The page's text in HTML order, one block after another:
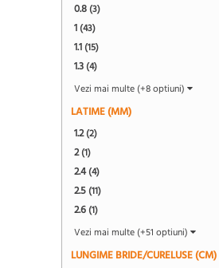
0.8 (3)
1 (43)
1.1 (15)
1.3 (4)
Vezi mai multe (+8 optiuni)
LATIME (MM)
1.2(2)
2(1)
2.4(4)
2.5 (11)
2.6 (1)
Vezi mai multe (+51 optiuni)
LUNGIME BRIDE/CURELUSE (CM)